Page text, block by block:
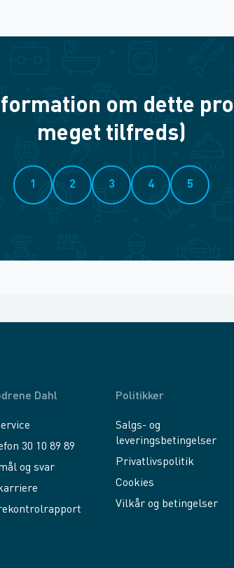
om dette
meget tilfreds)
1 2 3 4 5
Dahl
30 10 89 89
og svar
Politikker
Salgs- og
leveringsbetingelser
Privatlivspolitik
Cookies
Vilkår og betingelser